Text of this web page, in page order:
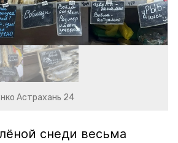
Астрахань 24
снеди весьма